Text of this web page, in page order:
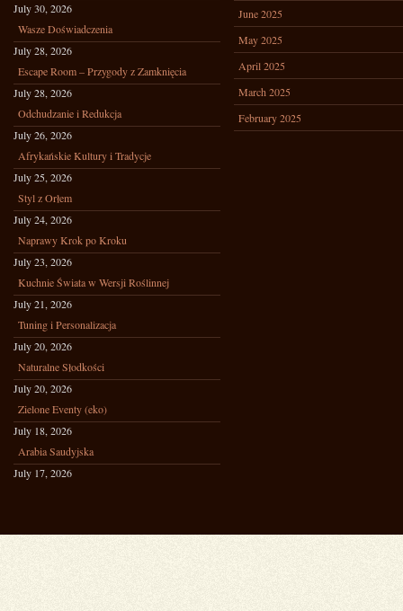
July 30, 2026
Wasze Doświadczenia
July 28, 2026
Escape Room – Przygody z Zamknięcia
July 28, 2026
Odchudzanie i Redukcja
July 26, 2026
Afrykańskie Kultury i Tradycje
July 25, 2026
Styl z Orłem
July 24, 2026
Naprawy Krok po Kroku
July 23, 2026
Kuchnie Świata w Wersji Roślinnej
July 21, 2026
Tuning i Personalizacja
July 20, 2026
Naturalne Słodkości
July 20, 2026
Zielone Eventy (eko)
July 18, 2026
Arabia Saudyjska
July 17, 2026
June 2025
May 2025
April 2025
March 2025
February 2025